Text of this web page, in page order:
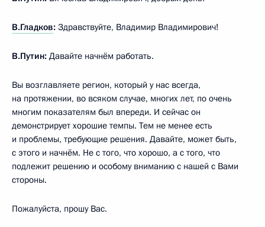
В.Гладков: Здравствуйте, Владимир Владимирович!
В.Путин: Давайте начнём работать.
Вы возглавляете регион, который у нас всегда,
на протяжении, во всяком случае, многих лет, по очень
многим показателям был впереди. И сейчас он
демонстрирует хорошие темпы. Тем не менее есть
и проблемы, требующие решения. Давайте, может быть,
с этого и начнём. Не с того, что хорошо, а с того, что
подлежит решению и особому вниманию с нашей с Вами
стороны.
Пожалуйста, прошу Вас.